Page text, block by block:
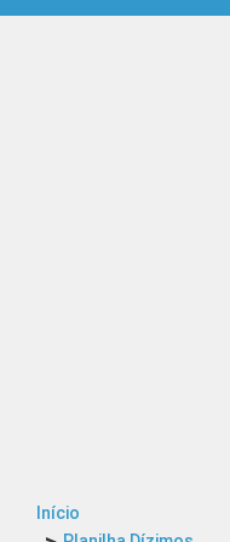
Início